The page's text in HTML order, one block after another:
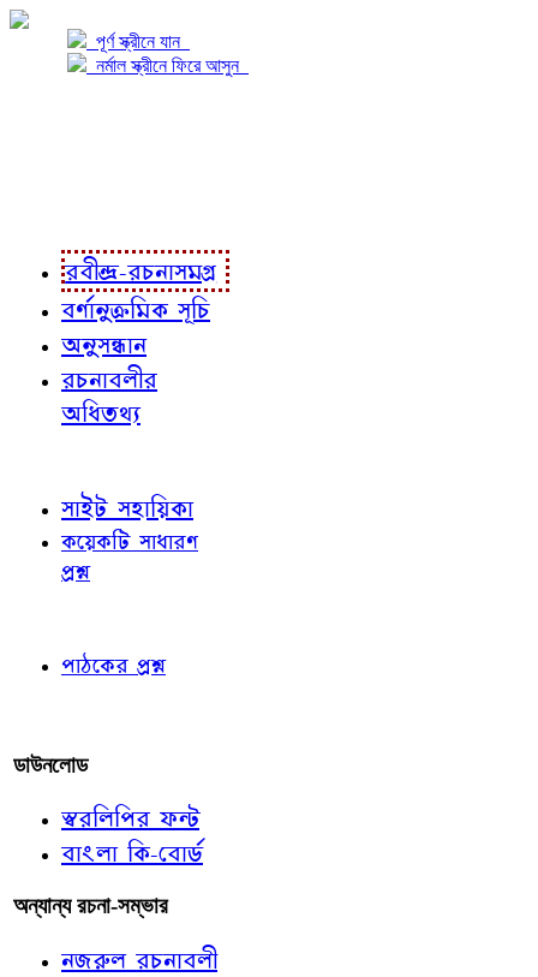
পূর্ণ স্ক্রীনে যান
নর্মাল স্ক্রীনে ফিরে আসুন
রবীন্দ্র-রচনাসমগ্র
বর্ণানুক্রমিক সূচি
অনুসন্ধান
রচনাবলীর
অধিতথ্য
সাইট সহায়িকা
কয়েকটি সাধারণ
প্রশ্ন
পাঠকের প্রশ্ন
ডাউনলোড
স্বরলিপির ফন্ট
বাংলা কি-বোর্ড
অন্যান্য রচনা-সম্ভার
নজরুল রচনাবলী